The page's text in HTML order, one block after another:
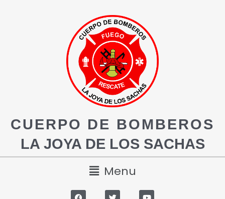
CUERPO DE BOMBEROS
LA JOYA DE LOS SACHAS
Menu